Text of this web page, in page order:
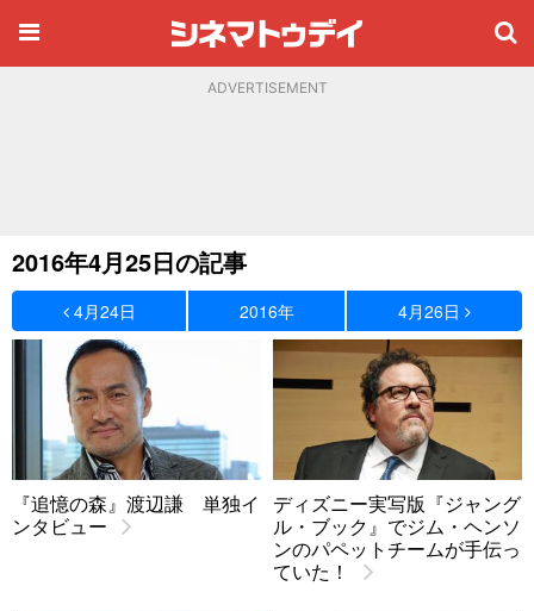
ADVERTISEMENT
2016年4月25日の記事
4月24日 2016年 4月26日
『追憶の森』渡辺謙 単独イ
ンタビュー
ディズニー実写版『ジャング
ル・ブック』でジム・ヘンソ
ンのパペットチームが手伝っ
ていた！